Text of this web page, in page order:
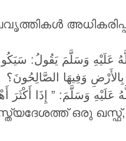
عَلَيْهِ وَسَلَّمَ يَقُولُ:
وَفِيهَا الصَّالِحُونَ؟
عَلَيْهِ وَسَلَّمَ: ” إِذَا أَكْثَرَ